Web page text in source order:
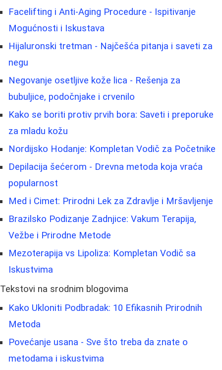
Facelifting i Anti-Aging Procedure - Ispitivanje
Mogućnosti i Iskustava
Hijaluronski tretman - Najčešća pitanja i saveti za
negu
Negovanje osetljive kože lica - Rešenja za
bubuljice, podočnjake i crvenilo
Kako se boriti protiv prvih bora: Saveti i preporuke
za mladu kožu
Nordijsko Hodanje: Kompletan Vodič za Početnike
Depilacija šećerom - Drevna metoda koja vraća
popularnost
Med i Cimet: Prirodni Lek za Zdravlje i Mršavljenje
Brazilsko Podizanje Zadnjice: Vakum Terapija,
Vežbe i Prirodne Metode
Mezoterapija vs Lipoliza: Kompletan Vodič sa
Iskustvima
Tekstovi na srodnim blogovima
Kako Ukloniti Podbradak: 10 Efikasnih Prirodnih
Metoda
Povećanje usana - Sve što treba da znate o
metodama i iskustvima